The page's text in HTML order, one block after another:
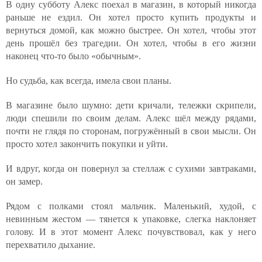
В одну субботу Алекс поехал в магазин, в который никогда
раньше не ездил. Он хотел просто купить продукты и
вернуться домой, как можно быстрее. Он хотел, чтобы этот
день прошёл без трагедии. Он хотел, чтобы в его жизни
наконец что-то было «обычным».
Но судьба, как всегда, имела свои планы.
В магазине было шумно: дети кричали, тележки скрипели,
люди спешили по своим делам. Алекс шёл между рядами,
почти не глядя по сторонам, погружённый в свои мысли. Он
просто хотел закончить покупки и уйти.
И вдруг, когда он повернул за стеллаж с сухими завтраками,
он замер.
Рядом с полками стоял мальчик. Маленький, худой, с
невинным жестом — тянется к упаковке, слегка наклоняет
голову. И в этот момент Алекс почувствовал, как у него
перехватило дыхание.